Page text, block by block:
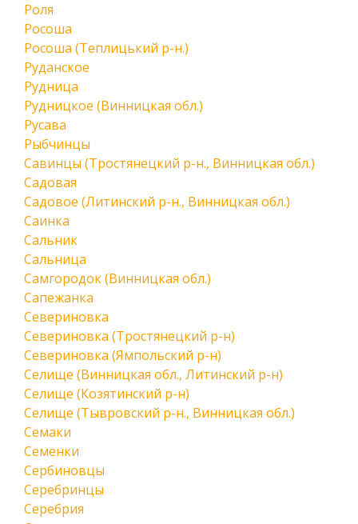
Роля
Росоша
Росоша (Теплицький р-н.)
Руданское
Рудница
Рудницкое (Винницкая обл.)
Русава
Рыбчинцы
Савинцы (Тростянецкий р-н., Винницкая обл.)
Садовая
Садовое (Литинский р-н., Винницкая обл.)
Саинка
Сальник
Сальница
Самгородок (Винницкая обл.)
Сапежанка
Севериновка
Севериновка (Тростянецкий р-н)
Севериновка (Ямпольский р-н)
Селище (Винницкая обл., Литинский р-н)
Селище (Козятинский р-н)
Селище (Тывровский р-н., Винницкая обл.)
Семаки
Семенки
Сербиновцы
Серебринцы
Серебрия